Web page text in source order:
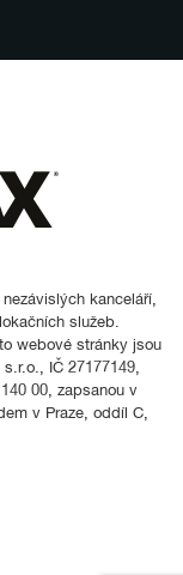
kanceláří,
služeb.
webové stránky jsou
IČ 27177149,
00, zapsanou v
v Praze, oddíl C,